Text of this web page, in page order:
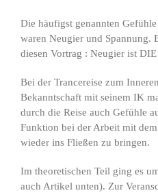
Die häufigst genannten
waren Neugier und Spannung.
diesen Vortrag : Neugier ist
Bei der Trancereise zum
Bekanntschaft mit seinem IK
durch die Reise auch Gefühle
Funktion bei der Arbeit mit
wieder ins Fließen zu bringen.
Im theoretischen Teil ging es
auch Artikel unten). Zur